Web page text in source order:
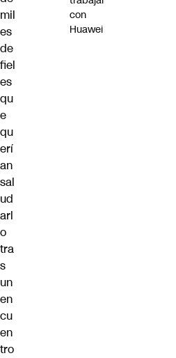
mil
es
de
fiel
es
qu
e
qu
erí
an
sal
ud
arl
o
tra
s
un
en
cu
en
tro
con
Huawei